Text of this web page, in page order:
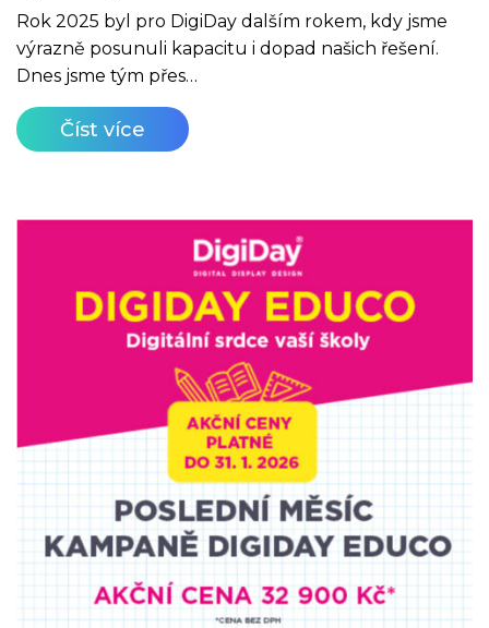
Rok 2025 byl pro DigiDay dalším rokem, kdy jsme
výrazně posunuli kapacitu i dopad našich řešení.
Dnes jsme tým přes…
Číst více